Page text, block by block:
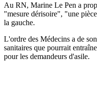
Au RN, Marine Le Pen a
"mesure dérisoire", "une
la gauche.
L'ordre des Médecins a de
sanitaires que pourrait
pour les demandeurs d'asile.